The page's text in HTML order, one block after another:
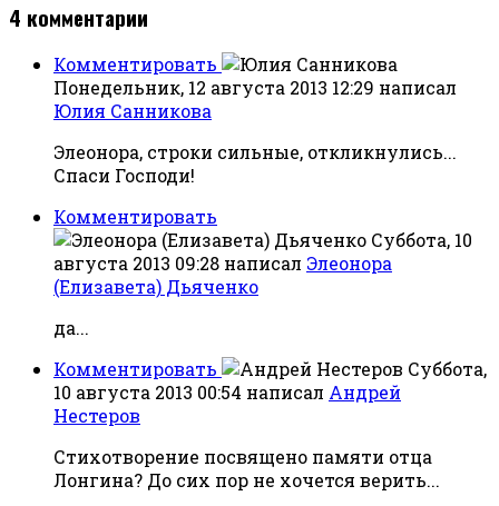
4 комментарии
Комментировать
Понедельник, 12 августа 2013 12:29 написал
Юлия Санникова
Элеонора, строки сильные, откликнулись...
Спаси Господи!
Комментировать
Суббота, 10
августа 2013 09:28 написал Элеонора
(Елизавета) Дьяченко
да...
Комментировать
Суббота,
10 августа 2013 00:54 написал Андрей
Нестеров
Стихотворение посвящено памяти отца
Лонгина? До сих пор не хочется верить...